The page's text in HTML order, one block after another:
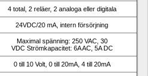
4 total, 2 reläer, 2 analoga eller digitala
24VDC/20 mA, intern försörjning
Maximal spänning: 250 VAC, 30
VDC Strömkapacitet: 6A AC, 5A DC
0 till 10 Volt, 0 till 20mA, 4 till 20mA